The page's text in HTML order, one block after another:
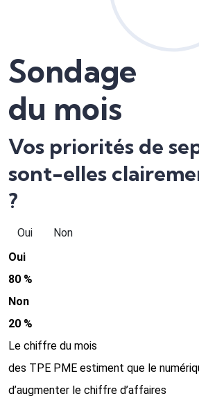
Sondage
du mois
Vos priorités de
sont-elles
?
Oui
Non
Oui
80 %
Non
20 %
Le chiffre du mois
des TPE PME estiment que le
d’augmenter le chiffre d’affaires